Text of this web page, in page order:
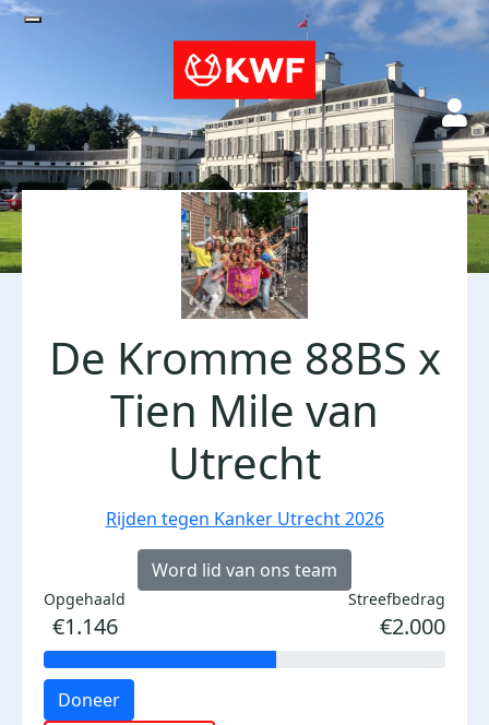
De Kromme 88BS x
Tien Mile van
Utrecht
Rijden tegen Kanker Utrecht 2026
Word lid van ons team
Opgehaald
€1.146
Streefbedrag
€2.000
Doneer